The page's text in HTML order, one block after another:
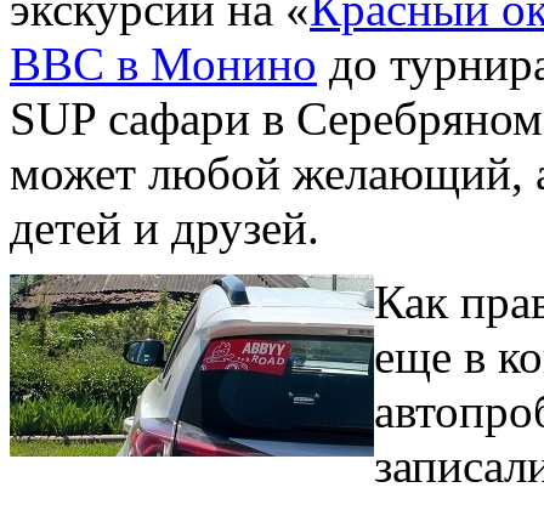
ВВС в Монино до
SUP сафари в
может любой желающий,
детей и друзей.
Как
еще в